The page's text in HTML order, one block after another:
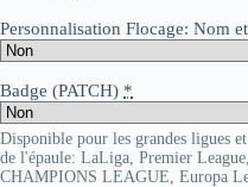
Badge (PATCH) *
Disponible pour les grandes ligues
de l'épaule: LaLiga, Premier
CHAMPIONS LEAGUE, Europa